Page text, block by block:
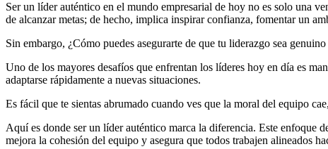
Ser un líder auténtico en el mundo empresarial de hoy no es solo una
de alcanzar metas; de hecho, implica inspirar confianza, fomentar un
Sin embargo, ¿Cómo puedes asegurarte de que tu liderazgo sea
Uno de los mayores desafíos que enfrentan los líderes hoy en día es
adaptarse rápidamente a nuevas situaciones.
Es fácil que te sientas abrumado cuando ves que la moral del equipo
Aquí es donde ser un líder auténtico marca la diferencia. Este enfoque
mejora la cohesión del equipo y asegura que todos trabajen alineados